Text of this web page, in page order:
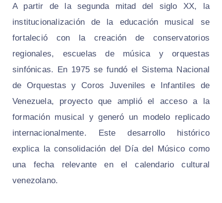
A partir de la segunda mitad del siglo XX, la
institucionalización de la educación musical se
fortaleció con la creación de conservatorios
regionales, escuelas de música y orquestas
sinfónicas. En 1975 se fundó el Sistema Nacional
de Orquestas y Coros Juveniles e Infantiles de
Venezuela, proyecto que amplió el acceso a la
formación musical y generó un modelo replicado
internacionalmente. Este desarrollo histórico
explica la consolidación del Día del Músico como
una fecha relevante en el calendario cultural
venezolano.